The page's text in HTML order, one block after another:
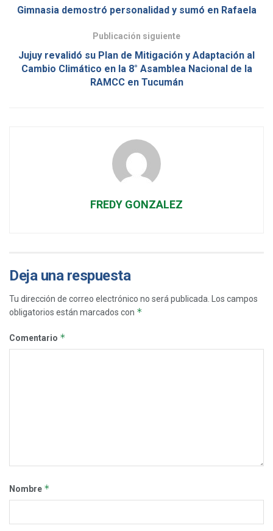
Gimnasia demostró personalidad y sumó en Rafaela
Publicación siguiente
Jujuy revalidó su Plan de Mitigación y Adaptación al
Cambio Climático en la 8° Asamblea Nacional de la
RAMCC en Tucumán
FREDY GONZALEZ
Deja una respuesta
Tu dirección de correo electrónico no será publicada.
Los campos
obligatorios están marcados con *
Comentario *
Nombre *